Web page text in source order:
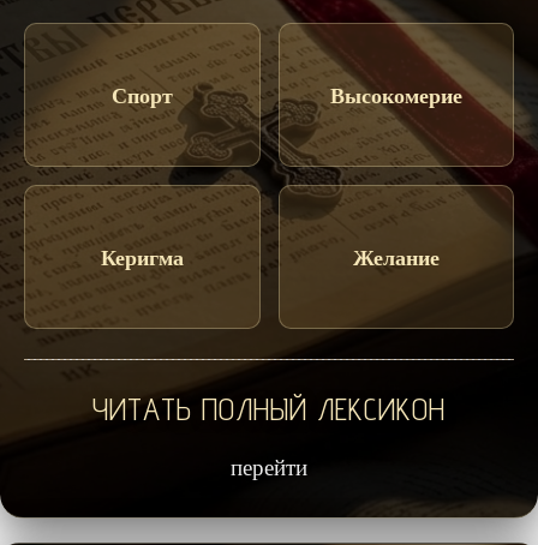
Спорт Высокомерие
Керигма Желание
ЧИТАТЬ ПОЛНЫЙ ЛЕКСИКОН
перейти